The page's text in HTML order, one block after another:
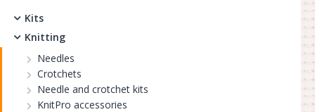
Kits
Knitting
Needles
Crotchets
Needle and crotchet kits
KnitPro accessories